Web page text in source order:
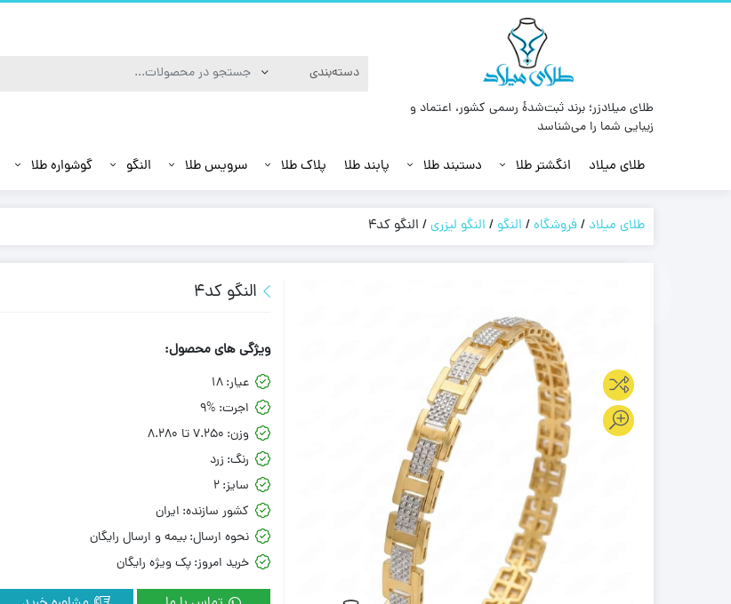
طلای میلادزر؛ برند ثبت‌شدهٔ رسمی کشور، اعتماد و
زیبایی شما را می‌شناسد
طلای میلاد انگشتر طلا دستبند طلا پابند طلا پلاک طلا سرویس طلا النگو گوشواره طلا
طلای میلاد /فروشگاه/ النگو / النگو لیزری/ النگو کد4
النگو کد4
ویژگی های محصول:
عیار: 18
اجرت: 9%
وزن: 7.250 تا 8.280
رنگ: زرد
سایز: 2
کشور سازنده: ایران
نحوه ارسال: بیمه و ارسال رایگان
خرید امروز: پک ویژه رایگان